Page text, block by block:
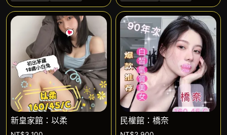
新皇家館：以柔 民權館：橋奈